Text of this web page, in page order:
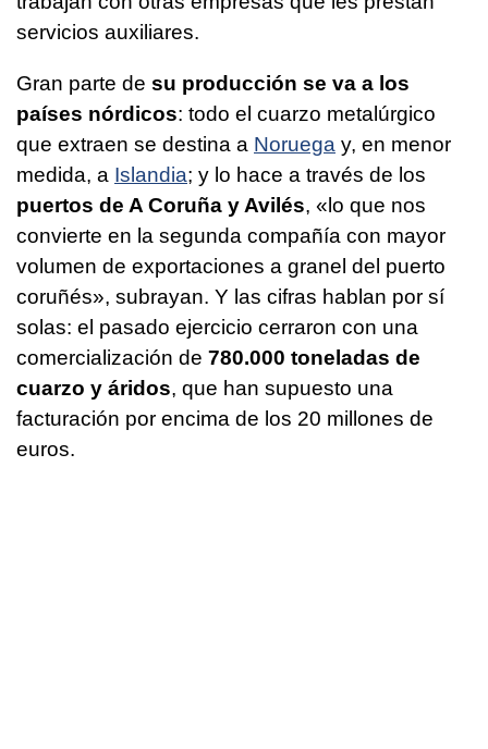
servicios auxiliares.
Gran parte de su producción se va a los
países nórdicos: todo el cuarzo metalúrgico
que extraen se destina a Noruega y, en menor
medida, a Islandia; y lo hace a través de los
puertos de A Coruña y Avilés, «lo que nos
convierte en la segunda compañía con mayor
volumen de exportaciones a granel del puerto
coruñés», subrayan. Y las cifras hablan por sí
solas: el pasado ejercicio cerraron con una
comercialización de 780.000 toneladas de
cuarzo y áridos, que han supuesto una
facturación por encima de los 20 millones de
euros.